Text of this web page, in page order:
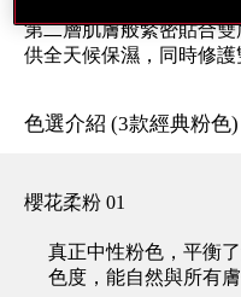
第二層肌膚般緊密貼合
供全天候保濕，同時修護
色選介紹 (3款經典粉色)
櫻花柔粉 01
真正中性粉色，平衡
色度，能自然與所有膚